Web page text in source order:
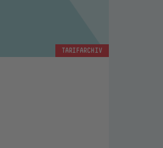
TARIFARCHIV